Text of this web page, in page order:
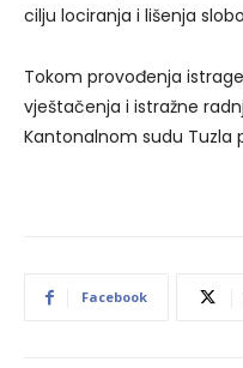
cilju lociranja i lišenja
Tokom provođenja
vještačenja i istražne
Kantonalnom sudu Tuzla
Facebook